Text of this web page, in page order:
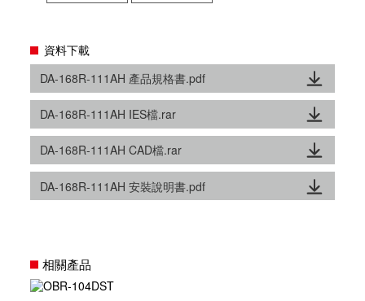
資料下載
DA-168R-111AH 產品規格書.pdf
DA-168R-111AH IES檔.rar
DA-168R-111AH CAD檔.rar
DA-168R-111AH 安裝說明書.pdf
相關產品